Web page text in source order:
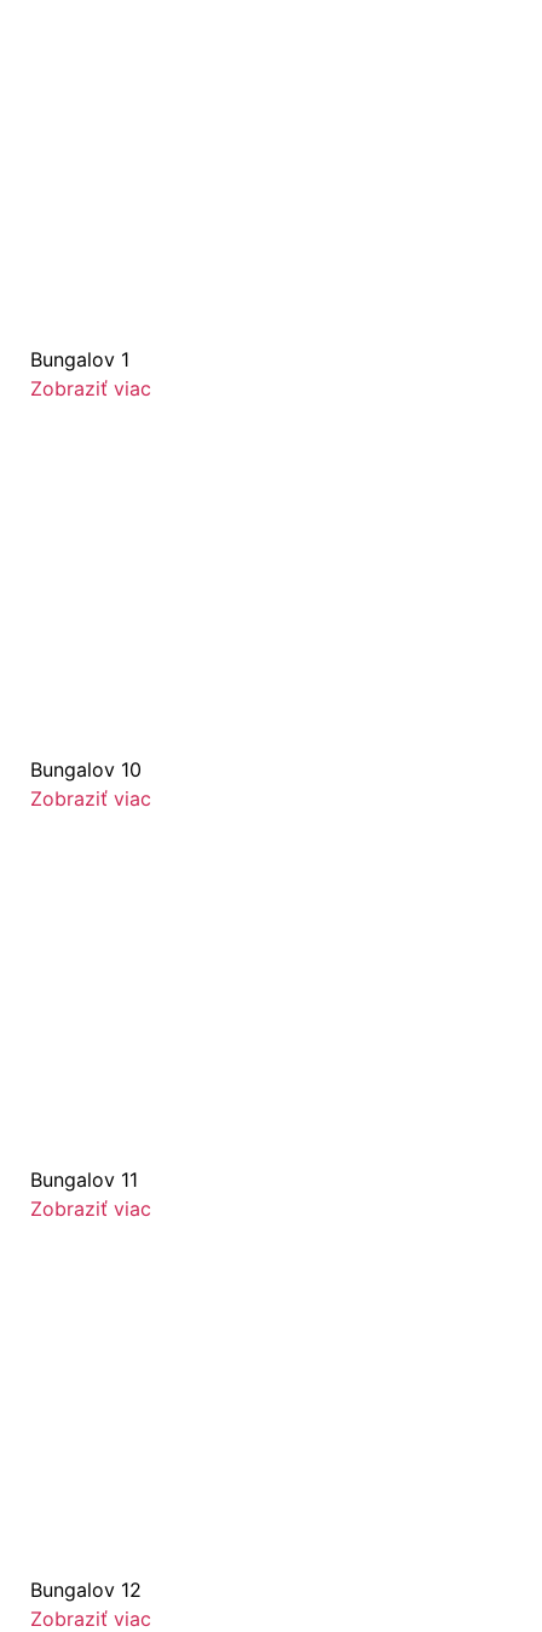
Bungalov 1
Zobraziť viac
Bungalov 10
Zobraziť viac
Bungalov 11
Zobraziť viac
Bungalov 12
Zobraziť viac